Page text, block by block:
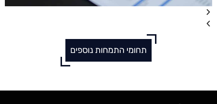
תחומי התמחות נוספים